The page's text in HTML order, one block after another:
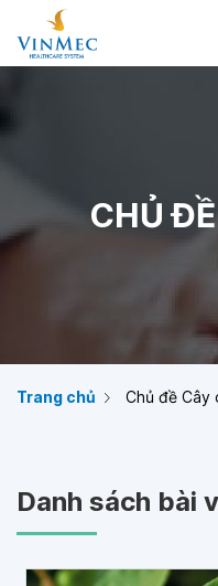
CHỦ
Trang chủ Chủ đề Cây
Danh sách bài